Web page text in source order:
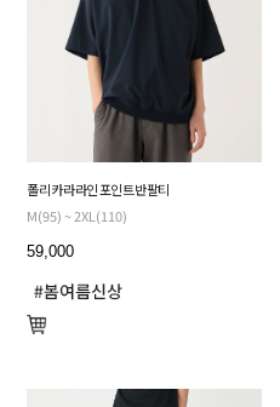
폴리 카라 라인 포인트 반팔티
M(95) ~ 2XL(110)
59,000